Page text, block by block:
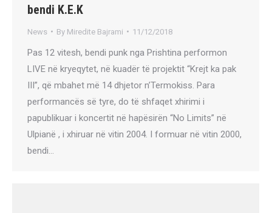
bendi K.E.K
News By Miredite Bajrami 11/12/2018
Pas 12 vitesh, bendi punk nga Prishtina performon
LIVE në kryeqytet, në kuadër të projektit “Krejt ka pak
III”, që mbahet më 14 dhjetor n’Termokiss. Para
performancës së tyre, do të shfaqet xhirimi i
papublikuar i koncertit në hapësirën “No Limits” në
Ulpianë , i xhiruar në vitin 2004. I formuar në vitin 2000,
bendi…